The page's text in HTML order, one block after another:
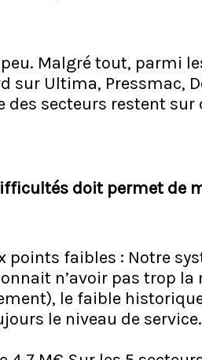
Malgré tout, parmi
sur Ultima, Pressmac,
des secteurs restent sur
doit permet de
faibles : Notre
n’avoir pas trop la
le faible
le niveau de service.